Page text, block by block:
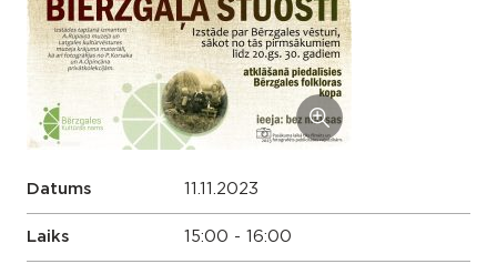
Datums 11.11.2023
Laiks 15:00 - 16:00